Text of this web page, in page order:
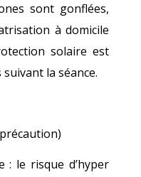
sont gonflées,
à domicile
solaire est
la séance.
: le risque d’hyper